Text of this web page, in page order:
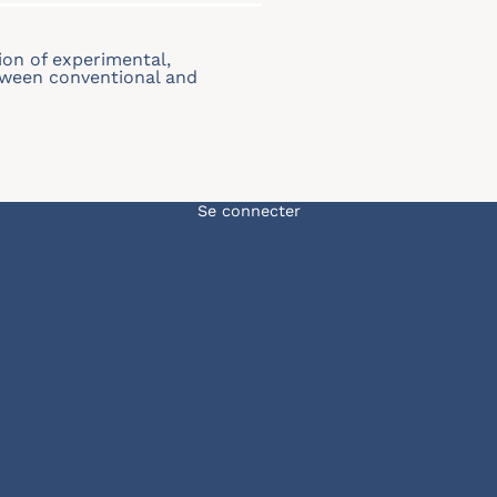
of experimental,
conventional and
Menu du compte de
Se connecter